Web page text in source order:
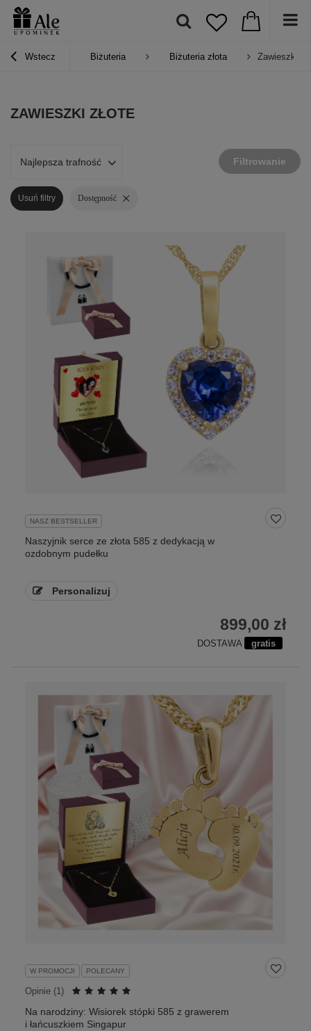
Wstecz Biżuteria Biżuteria złota Zawieszki
ZAWIESZKI ZŁOTE
Najlepsza trafność Filtrowanie
Usuń filtry Dostępność
NASZ BESTSELLER
Naszyjnik serce ze złota 585 z dedykacją w
ozdobnym pudełku
Personalizuj
899,00 zł
DOSTAWA gratis
W PROMOCJI POLECANY
Opinie (1)
Na narodziny: Wisiorek stópki 585 z grawerem
i łańcuszkiem Singapur